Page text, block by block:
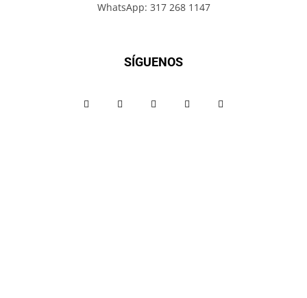
WhatsApp: 317 268 1147
SÍGUENOS